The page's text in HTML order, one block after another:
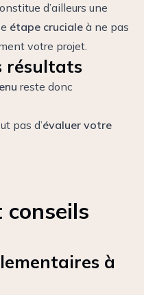
d’ailleurs une
étape cruciale à ne pas
votre projet.
résultats
reste donc
pas d’évaluer votre
conseils
à